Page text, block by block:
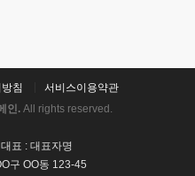
침
서비스이용약관
인. All rights reserved.
표 : 대표자명
구 OO동 123-45